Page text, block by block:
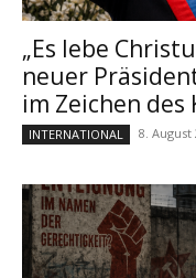
„Es lebe
neuer
im Zeichen
INTERNATIONAL 8. August